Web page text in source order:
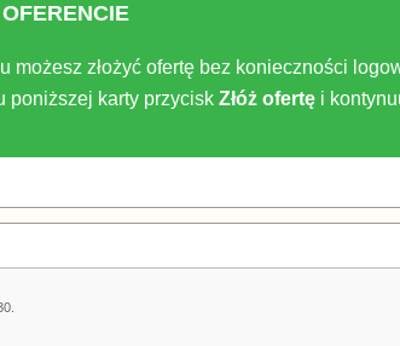
możesz złożyć ofertę bez konieczności
poniższej karty przycisk Złóż ofertę i